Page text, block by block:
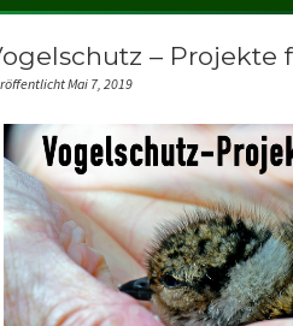
– Projekte
Mai 7, 2019